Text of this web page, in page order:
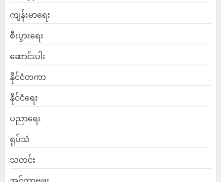
ကျန်းမာရေး
စီးပွားရေး
ဆောင်းပါး
နိုင်ငံတကာ
နိုင်ငံရေး
ပညာရေး
ရုပ်သံ
သတင်း